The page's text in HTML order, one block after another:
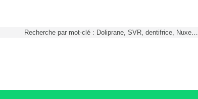
Recherche par mot-clé : Doliprane, SVR, dentifrice, Nuxe…